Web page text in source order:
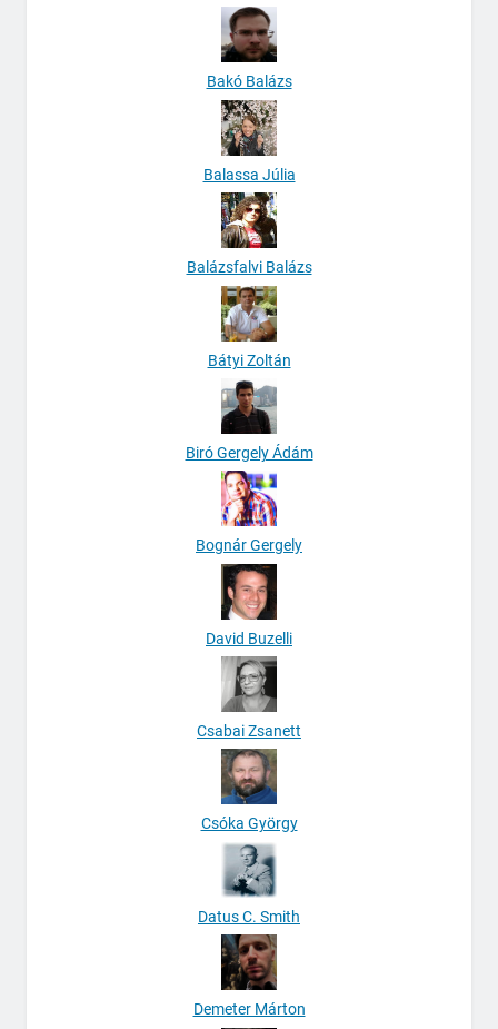
Bakó Balázs
Balassa Júlia
Balázsfalvi Balázs
Bátyi Zoltán
Biró Gergely Ádám
Bognár Gergely
David Buzelli
Csabai Zsanett
Csóka György
Datus C. Smith
Demeter Márton